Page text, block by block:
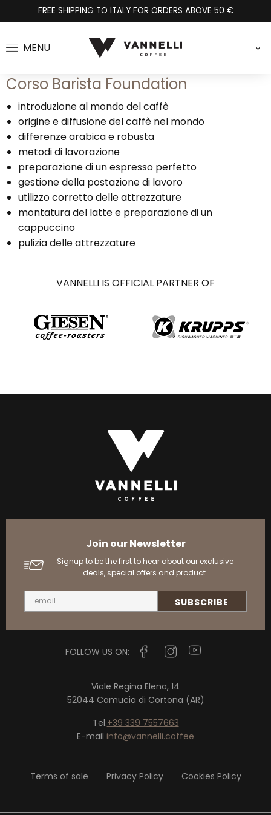
FREE SHIPPING TO ITALY FOR ORDERS ABOVE 50 €
MENU >
Corso Barista Foundation
introduzione al mondo del caffè
origine e diffusione del caffè nel mondo
differenze arabica e robusta
metodi di lavorazione
preparazione di un espresso perfetto
gestione della postazione di lavoro
utilizzo corretto delle attrezzature
montatura del latte e preparazione di un
cappuccino
pulizia delle attrezzature
VANNELLI IS OFFICIAL PARTNER OF
Viale Regina Elena, 14
52044 Camucia di Cortona (AR)
Tel.+39 339 7557663
E-mail info@vannelli.coffee
Terms of sale Privacy Policy Cookies Policy
Join our Newsletter
Signup to be the first to hear about our exclusive
deals, special offers and product.
FOLLOW US ON: